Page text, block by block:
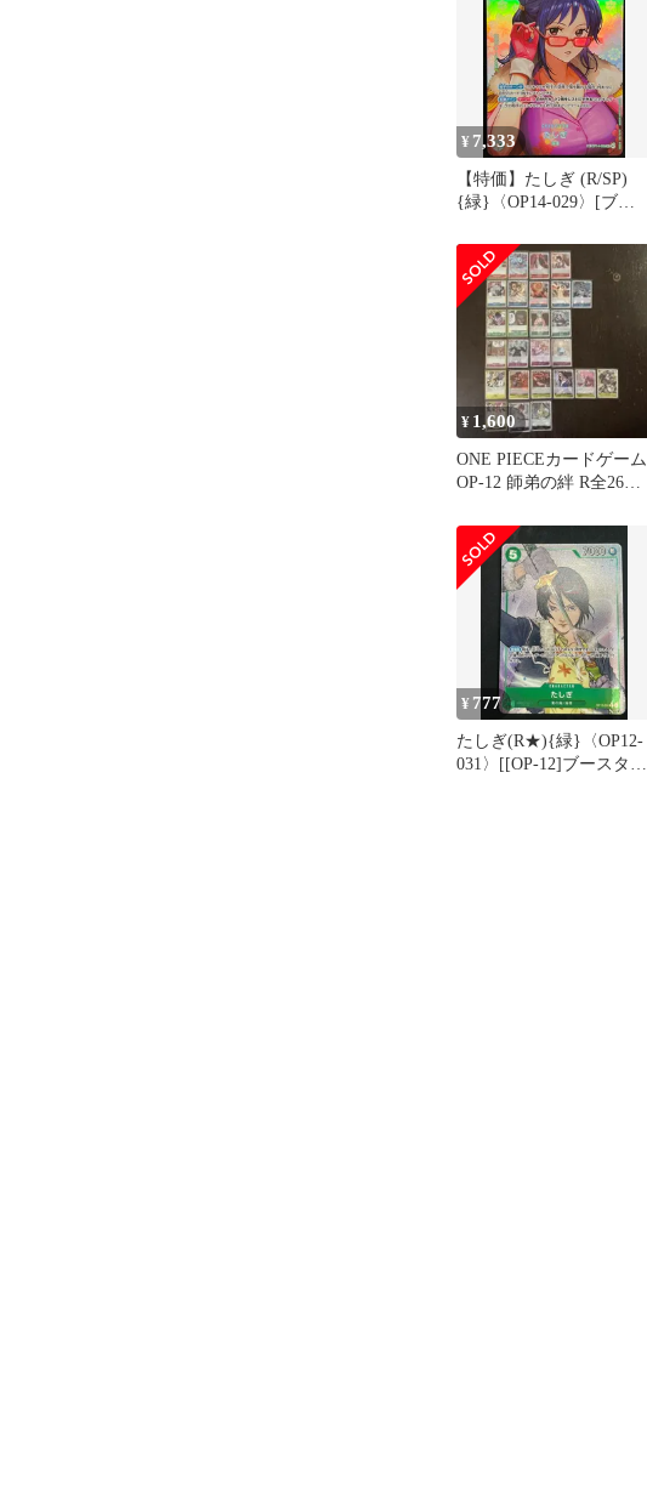
¥ 7,333
【特価】たしぎ (R/SP)
{緑}〈OP14-029〉[ブー
【OP-16】]
¥ 1,600
ONE PIECEカードゲーム
OP-12 師弟の絆 R全26種
¥ 777
たしぎ(R★){緑}〈OP12-
031〉[[OP-12]ブースター